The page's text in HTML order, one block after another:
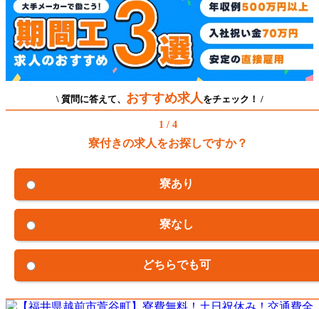
\ 質問に答えて、 おすすめ求人 をチェック！ /
1 / 4
寮付きの求人をお探しですか？
寮あり
寮なし
どちらでも可